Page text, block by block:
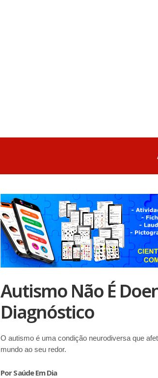
Autismo Não É
Diagnóstico
O autismo é uma condição neurodiversa que
mundo ao seu redor.
Por Saúde Em Dia